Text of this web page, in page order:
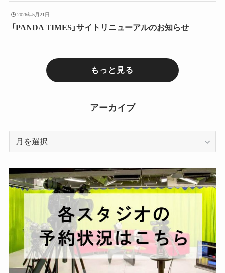
2026年5月21日
「PANDA TIMES」サイトリニューアルのお知らせ
もっと見る
アーカイブ
イ
ブ